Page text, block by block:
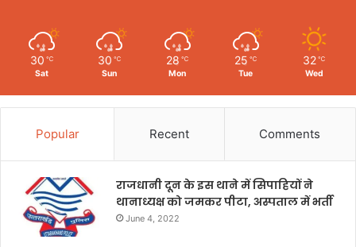
30 ℃
Sat
30 ℃
Sun
28 ℃
Mon
25 ℃
Tue
32 ℃
Wed
Popular Recent Comments
राजधानी दून के इस थाने में सिपाहियों ने
थानाध्यक्ष को जमकर पीटा, अस्पताल में भर्ती
June 4, 2022